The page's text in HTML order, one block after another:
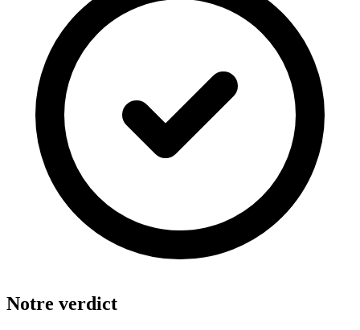
Notre verdict